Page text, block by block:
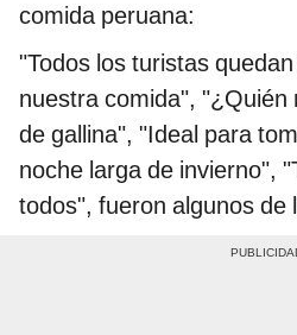
comida peruana:
"Todos los turistas
nuestra comida", "¿Quién
de gallina", "Ideal para
noche larga de invierno",
todos", fueron algunos de